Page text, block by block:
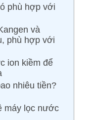
phù hợp với
và
phù hợp với
ion kiềm để
nhiêu tiền?
máy lọc nước